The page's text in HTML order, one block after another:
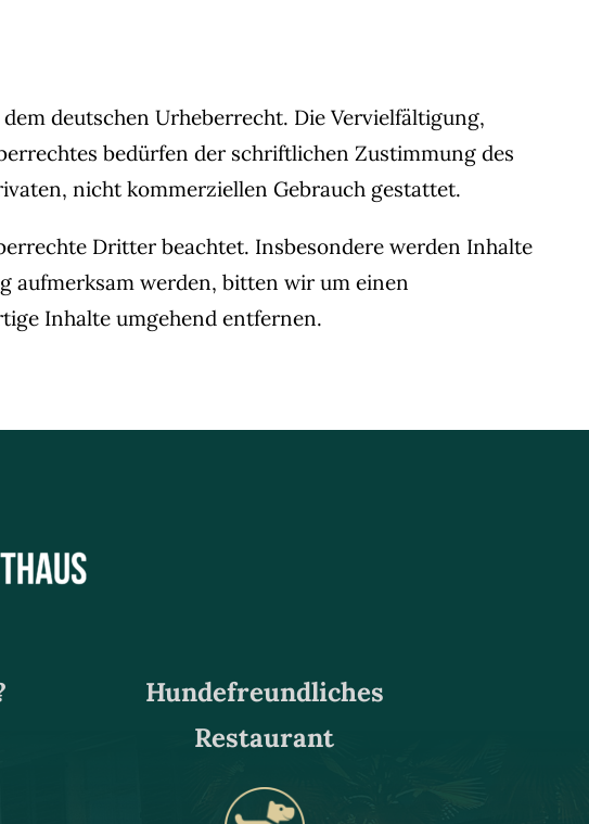
deutschen Urheberrecht. Die Vervielfältigung,
bedürfen der schriftlichen Zustimmung des
nicht kommerziellen Gebrauch gestattet.
Dritter beachtet. Insbesondere werden Inhalte
aufmerksam werden, bitten wir um einen
Inhalte umgehend entfernen.
Hundefreundliches
Restaurant